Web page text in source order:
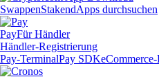
SwappenStakendApps durchsuchen
PayFür Händler
Händler-Registrierung
Pay-TerminalPay SDK